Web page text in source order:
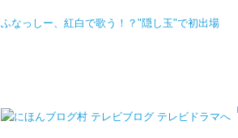
ふなっしー、紅白で歌う！？"隠し玉"で初出場